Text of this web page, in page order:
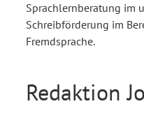
Sprachlernberatung im
Schreibförderung im
Fremdsprache.
Redaktion